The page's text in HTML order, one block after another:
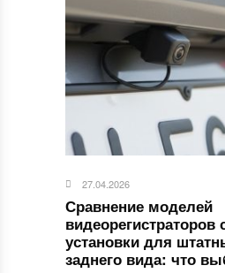
27.04.2026
Сравнение моделей
видеорегистраторов
установки для
заднего вида: что